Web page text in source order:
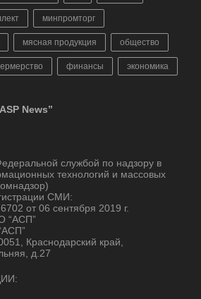
минпромторг
мясная продукция общество
финансы экономика
News”
службой по надзору в
технологий и массовых
СМИ:
от 06 сентября 2019 г.
“АСП”
Краснодарский край,
д.27